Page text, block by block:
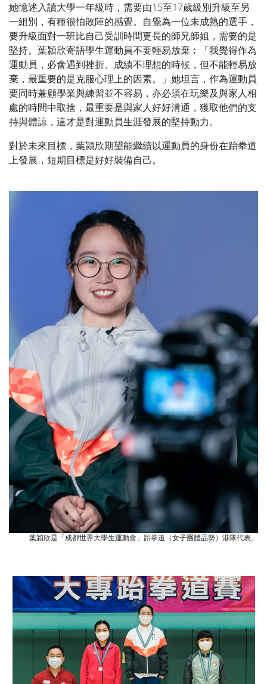
她憶述入讀大學一年級時，需要由15至17歲級別升級至另
一組別，有種很怕敗陣的感覺。自覺為一位未成熟的選手，
要升級面對一班比自己受訓時間更長的師兄師姐，需要的是
堅持。葉潁欣寄語學生運動員不要輕易放棄︰「我覺得作為
運動員，必會遇到挫折、成績不理想的時候，但不能輕易放
棄，最重要的是克服心理上的因素。」她坦言，作為運動員
要同時兼顧學業與練習並不容易，亦必須在玩樂及與家人相
處的時間中取捨，最重要是與家人好好溝通，獲取他們的支
持與體諒，這才是對運動員生涯發展的堅持動力。
對於未來目標，葉潁欣期望能繼續以運動員的身份在跆拳道
上發展，短期目標是好好裝備自己。
葉潁欣是「成都世界大學生運動會」跆拳道（女子團體品勢）港隊代表。